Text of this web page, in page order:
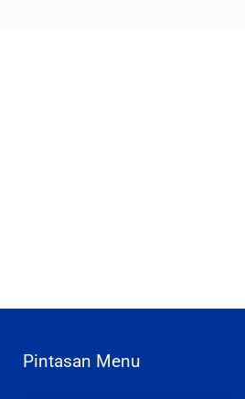
Pintasan Menu